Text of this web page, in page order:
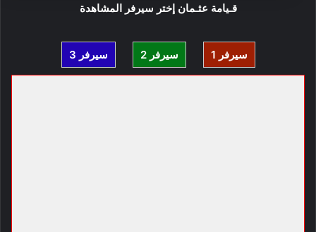
قـيامة عثـمان إختر سيرفر المشاهدة
سيرفر 1 سيرفر 2 سيرفر 3